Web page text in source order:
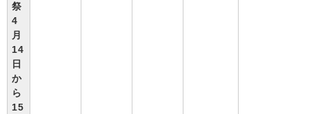
祭
4
月
14
日
か
ら
15